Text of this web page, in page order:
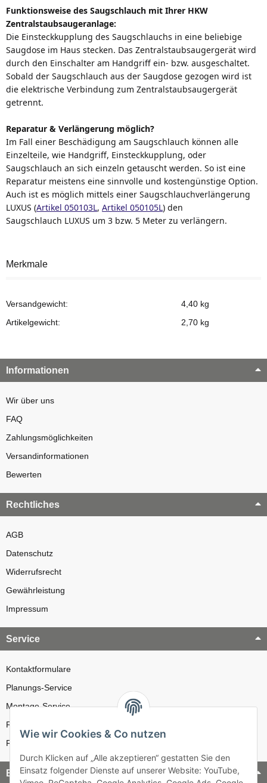
Funktionsweise des Saugschlauch mit Ihrer HKW
Zentralstaubsaugeranlage:
Die Einsteckkupplung des Saugschlauchs in eine beliebige
Saugdose im Haus stecken. Das Zentralstaubsaugergerät wird
durch den Einschalter am Handgriff ein- bzw. ausgeschaltet.
Sobald der Saugschlauch aus der Saugdose gezogen wird ist
die elektrische Verbindung zum Zentralstaubsaugergerät
getrennt.
Reparatur & Verlängerung möglich?
Im Fall einer Beschädigung am Saugschlauch können alle
Einzelteile, wie Handgriff, Einsteckkupplung, oder
Saugschlauch an sich einzeln getauscht werden. So ist eine
Reparatur meistens eine sinnvolle und kostengünstige Option.
Auch ist es möglich mittels einer Saugschlauchverlängerung
LUXUS (Artikel 050103L, Artikel 050105L) den
Saugschlauch LUXUS um 3 bzw. 5 Meter zu verlängern.
Merkmale
Versandgewicht:
4,40 kg
Artikelgewicht:
2,70 kg
Informationen
Wir über uns
FAQ
Zahlungsmöglichkeiten
Versandinformationen
Bewerten
Rechtliches
AGB
Datenschutz
Widerrufsrecht
Gewährleistung
Impressum
Service
Kontaktformulare
Planungs-Service
Montage-Service
Reparatur-Service
Retouren-Service
Bezahlung & Versand
Wie wir Cookies & Co nutzen
Durch Klicken auf „Alle akzeptieren“ gestatten Sie den
Einsatz folgender Dienste auf unserer Website: YouTube,